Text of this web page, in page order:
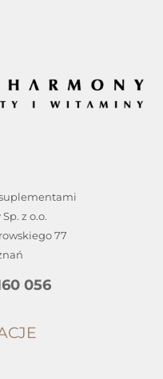
z o.o.
77
056